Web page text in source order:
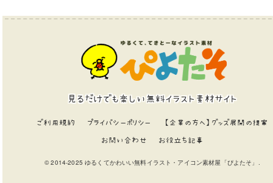
見るだけでも楽しい無料イラスト素材サイト
ご利用規約 プライバシーポリシー 【企業の方へ】グッズ展開の提案
お問い合わせ お役立ち記事
© 2014-2025 ゆるくてかわいい無料イラスト・アイコン素材屋「ぴよたそ」.